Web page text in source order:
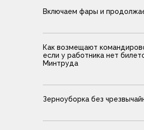
Включаем фары и
Как возмещают
если у работника нет
Минтруда
Зерноуборка без